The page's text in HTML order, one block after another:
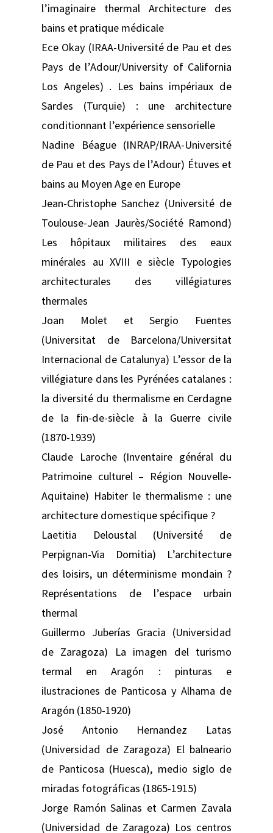
l’imaginaire thermal Architecture des
bains et pratique médicale
Ece Okay (IRAA-Université de Pau et des
Pays de l’Adour/University of California
Los Angeles) . Les bains impériaux de
Sardes (Turquie) : une architecture
conditionnant l’expérience sensorielle
Nadine Béague (INRAP/IRAA-Université
de Pau et des Pays de l’Adour) Étuves et
bains au Moyen Age en Europe
Jean-Christophe Sanchez (Université de
Toulouse-Jean Jaurès/Société Ramond)
Les hôpitaux militaires des eaux
minérales au XVIII e siècle Typologies
architecturales des villégiatures
thermales
Joan Molet et Sergio Fuentes
(Universitat de Barcelona/Universitat
Internacional de Catalunya) L’essor de la
villégiature dans les Pyrénées catalanes :
la diversité du thermalisme en Cerdagne
de la fin-de-siècle à la Guerre civile
(1870-1939)
Claude Laroche (Inventaire général du
Patrimoine culturel – Région Nouvelle-
Aquitaine) Habiter le thermalisme : une
architecture domestique spécifique ?
Laetitia Deloustal (Université de
Perpignan-Via Domitia) L’architecture
des loisirs, un déterminisme mondain ?
Représentations de l’espace urbain
thermal
Guillermo Juberías Gracia (Universidad
de Zaragoza) La imagen del turismo
termal en Aragón : pinturas e
ilustraciones de Panticosa y Alhama de
Aragón (1850-1920)
José Antonio Hernandez Latas
(Universidad de Zaragoza) El balneario
de Panticosa (Huesca), medio siglo de
miradas fotográficas (1865-1915)
Jorge Ramón Salinas et Carmen Zavala
(Universidad de Zaragoza) Los centros